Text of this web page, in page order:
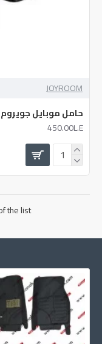
JOYROOM
حامل موبايل جويروم
450.00L.E
the list.